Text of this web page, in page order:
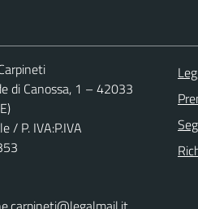
di Canossa, 1 – 42033
/ P. IVA:P.IVA